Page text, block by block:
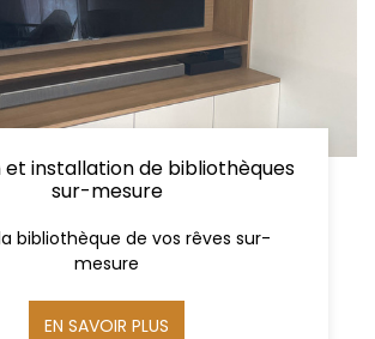
installation de bibliothèques
sur-mesure
bibliothèque de vos rêves sur-
mesure
EN SAVOIR PLUS